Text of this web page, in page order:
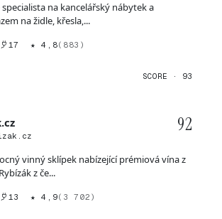
specialista na kancelářský nábytek a
na židle, křesla,...
17 ★ 4,8(883)
SCORE · 93
92
vinný sklípek nabízející prémiová vína z
z če...
13 ★ 4,9(3 702)